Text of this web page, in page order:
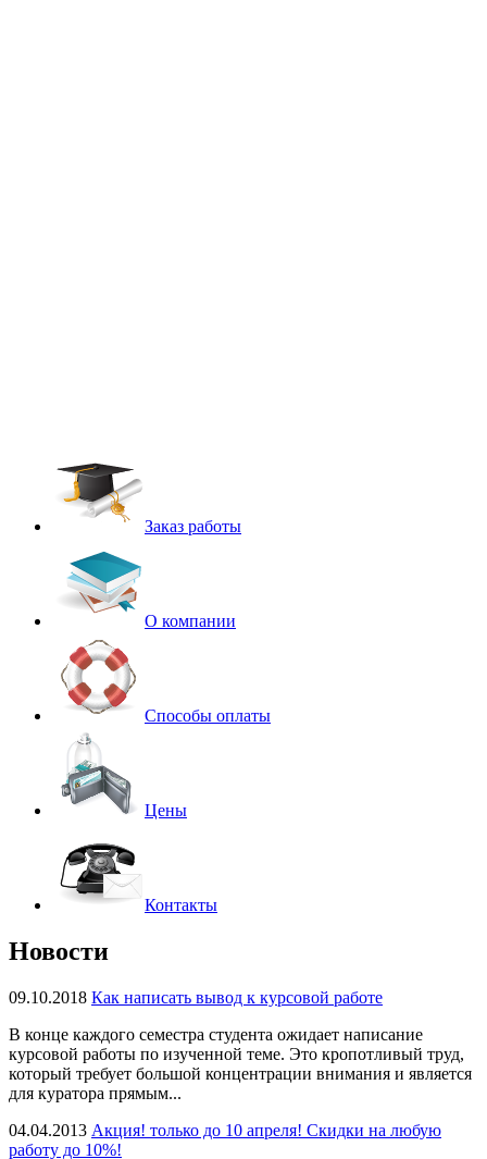
Заказ работы
О компании
Способы оплаты
Цены
Контакты
Новости
09.10.2018 Как написать вывод к курсовой работе
В конце каждого семестра студента ожидает написание
курсовой работы по изученной теме. Это кропотливый труд,
который требует большой концентрации внимания и является
для куратора прямым...
04.04.2013 Акция! только до 10 апреля! Скидки на любую
работу до 10%!